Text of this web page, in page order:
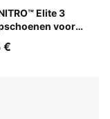
Elite 3
voor
Chambray Blue
€